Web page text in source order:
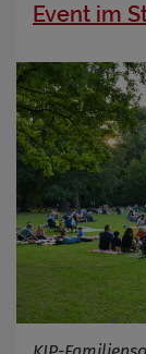
Event im